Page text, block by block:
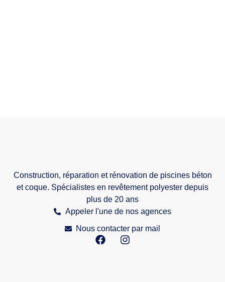
Construction, réparation et rénovation de piscines béton
et coque. Spécialistes en revêtement polyester depuis
plus de 20 ans
Appeler l'une de nos agences
Nous contacter par mail